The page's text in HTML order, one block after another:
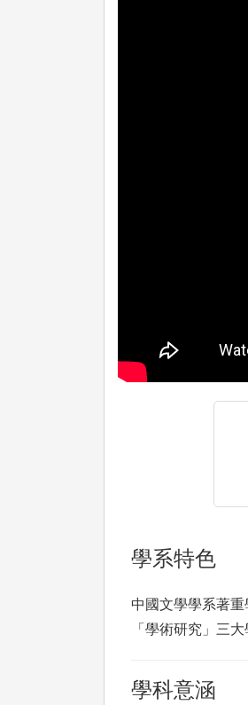
學系特色
中國文學學系著
「學術研究」三
學科意涵